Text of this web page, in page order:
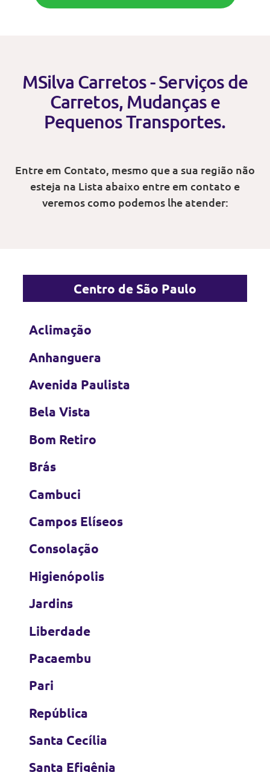
MSilva Carretos - Serviços de
Carretos, Mudanças e
Pequenos Transportes.
Entre em Contato, mesmo que a sua região não
esteja na Lista abaixo entre em contato e
veremos como podemos lhe atender:
Centro de São Paulo
Aclimação
Anhanguera
Avenida Paulista
Bela Vista
Bom Retiro
Brás
Cambuci
Campos Elíseos
Consolação
Higienópolis
Jardins
Liberdade
Pacaembu
Pari
República
Santa Cecília
Santa Efigênia